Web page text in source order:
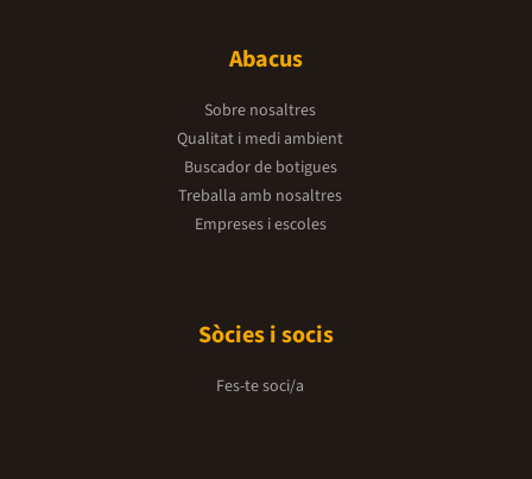
Abacus
Sobre nosaltres
Qualitat i medi ambient
Buscador de botigues
Treballa amb nosaltres
Empreses i escoles
Sòcies i socis
Fes-te soci/a